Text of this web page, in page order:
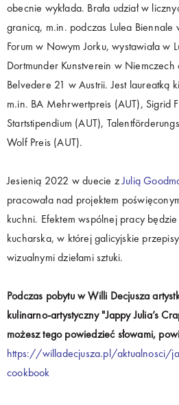
obecnie wykłada. Brała udział w
granicą, m.in. podczas Lulea Biennale
Forum w Nowym Jorku, wystawiała w
Dortmunder Kunstverein w
Belvedere 21 w Austrii. Jest laureatką
m.in. BA Mehrwertpreis (AUT), Sigrid
Startstipendium (AUT),
Wolf Preis (AUT).
Jesienią 2022 w duecie zJulią
pracowała nad projektem
kuchni. Efektem wspólnej pracy
kucharska, w której galicyjskie
wizualnymi dziełami sztuki.
Podczas pobytu w Willi Decjusza
kulinarno-artystyczny "Jappy Julia’s
możesz tego powiedzieć słowami,
https://willadecjusza.pl/aktualnosci/
cookbook